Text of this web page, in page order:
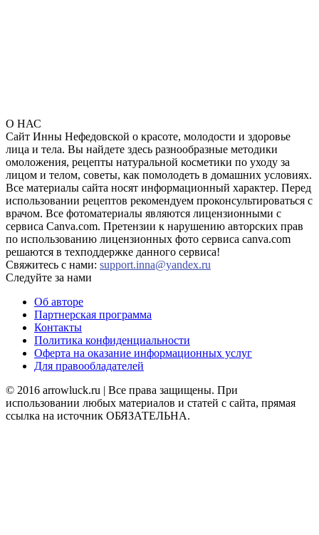
О НАС
Сайт Инны Нефедовской о красоте, молодости и здоровье
лица и тела. Вы найдете здесь разнообразные методики
омоложения, рецепты натуральной косметики по уходу за
лицом и телом, советы, как помолодеть в домашних условиях.
Все материалы сайта носят информационный характер. Перед
использовании рецептов рекомендуем проконсультироваться с
врачом. Все фотоматериалы являются лицензионными с
сервиса Canva.com. Претензии к нарушению авторских прав
по использованию лицензионных фото сервиса canva.com
решаются в техподдержке данного сервиса!
Свяжитесь с нами: support.inna@yandex.ru
Следуйте за нами
Об авторе
Партнерская программа
Контакты
Политика конфиденциальности
Оферта на оказание информационных услуг
Для правообладателей
© 2016 arrowluck.ru | Все права защищены. При
использовании любых материалов и статей с сайта, прямая
ссылка на источник ОБЯЗАТЕЛЬНА.